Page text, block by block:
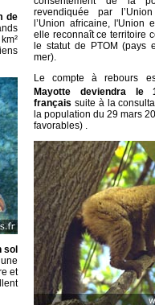
de
sol
et
revendiquée par
l’Union africaine, l'Union
elle reconnaît ce territoire
le statut de PTOM (pays
mer).
Le compte à rebours
Mayotte deviendra le
français suite à la
la population du 29 mars
favorables) .